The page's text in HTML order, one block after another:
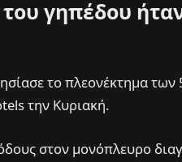
του γηπέδου
το πλεονέκτημα των
την Κυριακή.
στον μονόπλευρο